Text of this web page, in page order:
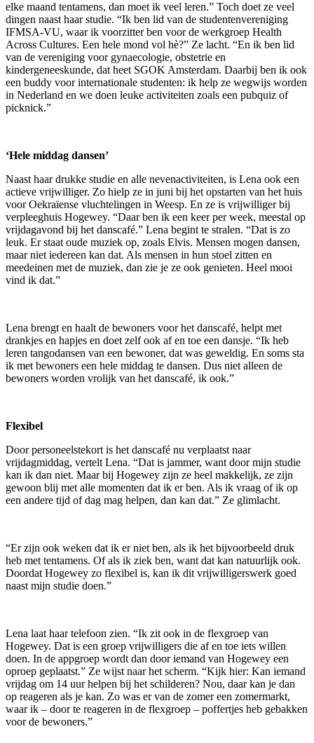
elke maand tentamens, dan moet ik veel leren.” Toch doet ze veel
dingen naast haar studie. “Ik ben lid van de studentenvereniging
IFMSA-VU, waar ik voorzitter ben voor de werkgroep Health
Across Cultures. Een hele mond vol hè?” Ze lacht. “En ik ben lid
van de vereniging voor gynaecologie, obstetrie en
kindergeneeskunde, dat heet SGOK Amsterdam. Daarbij ben ik ook
een buddy voor internationale studenten: ik help ze wegwijs worden
in Nederland en we doen leuke activiteiten zoals een pubquiz of
picknick.”
‘Hele middag dansen’
Naast haar drukke studie en alle nevenactiviteiten, is Lena ook een
actieve vrijwilliger. Zo hielp ze in juni bij het opstarten van het huis
voor Oekraïense vluchtelingen in Weesp. En ze is vrijwilliger bij
verpleeghuis Hogewey. “Daar ben ik een keer per week, meestal op
vrijdagavond bij het danscafé.” Lena begint te stralen. “Dat is zo
leuk. Er staat oude muziek op, zoals Elvis. Mensen mogen dansen,
maar niet iedereen kan dat. Als mensen in hun stoel zitten en
meedeinen met de muziek, dan zie je ze ook genieten. Heel mooi
vind ik dat.”
Lena brengt en haalt de bewoners voor het danscafé, helpt met
drankjes en hapjes en doet zelf ook af en toe een dansje. “Ik heb
leren tangodansen van een bewoner, dat was geweldig. En soms sta
ik met bewoners een hele middag te dansen. Dus niet alleen de
bewoners worden vrolijk van het danscafé, ik ook.”
Flexibel
Door personeelstekort is het danscafé nu verplaatst naar
vrijdagmiddag, vertelt Lena. “Dat is jammer, want door mijn studie
kan ik dan niet. Maar bij Hogewey zijn ze heel makkelijk, ze zijn
gewoon blij met alle momenten dat ik er ben. Als ik vraag of ik op
een andere tijd of dag mag helpen, dan kan dat.” Ze glimlacht.
“Er zijn ook weken dat ik er niet ben, als ik het bijvoorbeeld druk
heb met tentamens. Of als ik ziek ben, want dat kan natuurlijk ook.
Doordat Hogewey zo flexibel is, kan ik dit vrijwilligerswerk goed
naast mijn studie doen.”
Lena laat haar telefoon zien. “Ik zit ook in de flexgroep van
Hogewey. Dat is een groep vrijwilligers die af en toe iets willen
doen. In de appgroep wordt dan door iemand van Hogewey een
oproep geplaatst.” Ze wijst naar het scherm. “Kijk hier: Kan iemand
vrijdag om 14 uur helpen bij het schilderen? Nou, daar kan je dan
op reageren als je kan. Zo was er van de zomer een zomermarkt,
waar ik – door te reageren in de flexgroep – poffertjes heb gebakken
voor de bewoners.”